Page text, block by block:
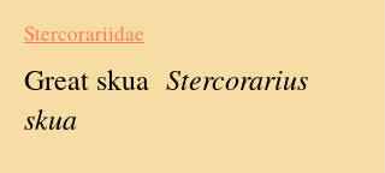
Stercorariidae
Great skua Stercorarius
skua